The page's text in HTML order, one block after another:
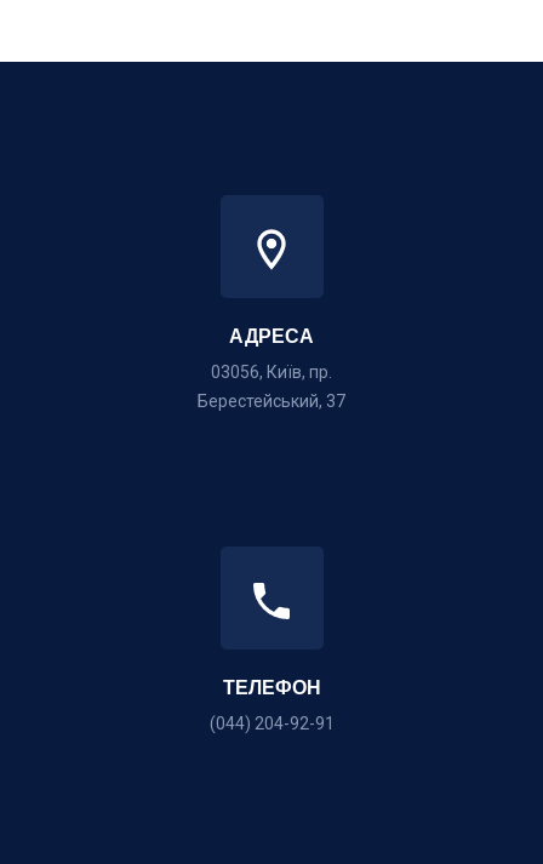
АДРЕСА
03056, Київ, пр.
Берестейський, 37
ТЕЛЕФОН
(044) 204-92-91